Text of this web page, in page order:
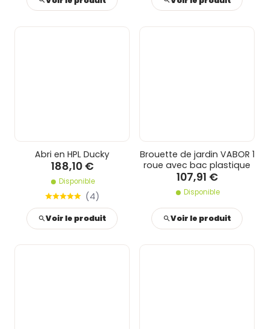
Abri en HPL Ducky
188,10 €
Disponible
(4)
Voir le produit
Brouette de jardin VABOR 1
roue avec bac plastique
107,91 €
Disponible
Voir le produit